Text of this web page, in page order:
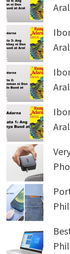
Aral
Aral
Aral
Aral